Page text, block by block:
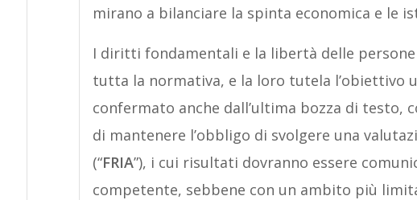
mirano a bilanciare la spinta economica e le
I diritti fondamentali e la libertà delle
tutta la normativa, e la loro tutela l’obiettivo
confermato anche dall’ultima bozza di testo,
di mantenere l’obbligo di svolgere una
(“FRIA”), i cui risultati dovranno essere
competente, sebbene con un ambito più